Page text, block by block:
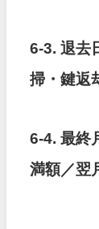
6-3. 退去
掃・鍵返
6-4. 最終
満額／翌